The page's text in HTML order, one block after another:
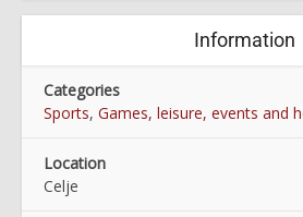
Information
Categories
Sports, Games, leisure, events and
Location
Celje